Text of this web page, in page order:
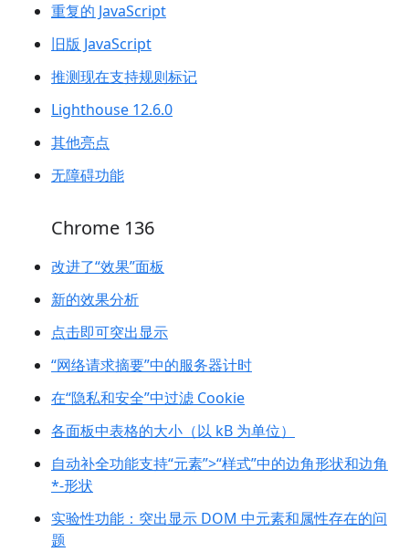
重复的 JavaScript
旧版 JavaScript
推测现在支持规则标记
Lighthouse 12.6.0
其他亮点
无障碍功能
Chrome 136
改进了“效果”面板
新的效果分析
点击即可突出显示
“网络请求摘要”中的服务器计时
在“隐私和安全”中过滤 Cookie
各面板中表格的大小（以 kB 为单位）
自动补全功能支持“元素”>“样式”中的边角形状和边角
*-形状
实验性功能：突出显示 DOM 中元素和属性存在的问
题